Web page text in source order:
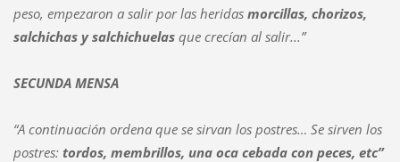
peso, empezaron a salir por las heridasmorcillas, chorizos,
salchichas y salchichuelasque crecían al salir...”
SECUNDA MENSA
“A continuación ordena que se sirvan los postres… Se sirven los
postres: tordos, membrillos, una oca cebada con peces, etc”